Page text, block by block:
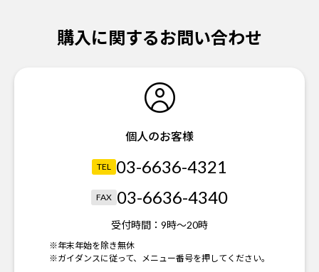
購入に関するお問い合わせ
個人のお客様
TEL 03-6636-4321
FAX 03-6636-4340
受付時間： 9時～20時
※年末年始を除き無休
※ガイダンスに従って、メニュー番号を押してください。